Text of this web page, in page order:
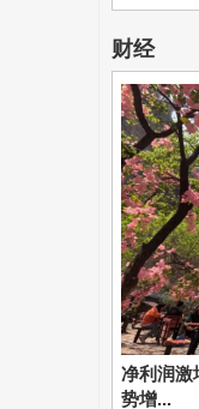
财经
净利润激
势增...